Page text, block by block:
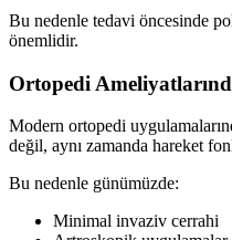
Bu nedenle tedavi öncesinde
önemlidir.
Ortopedi
Modern ortopedi
değil, aynı zamanda hareket
Bu nedenle günümüzde:
Minimal invaziv cerrahi